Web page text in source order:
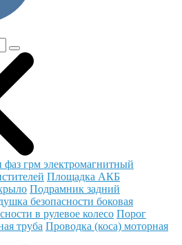
фаз грм электромагнитный
Площадка АКБ
Подрамник задний
безопасности боковая
в рулевое колесо Порог
труба Проводка (коса) моторная